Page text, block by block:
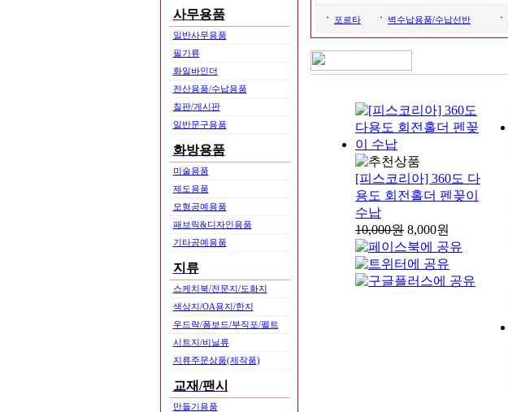
사무용품
일반사무용품
필기류
화일바인더
전산용품/수납용품
칠판/게시판
일반문구용품
화방용품
미술용품
제도용품
모형공예용품
패브릭&디자인용품
기타공예용품
지류
스케치북/전문지/도화지
색상지/OA용지/한지
우드락/폼보드/부직포/펠트
시트지/비닐류
지류주문상품(제작품)
교재/팬시
만들기용품
ㆍ 포르타 ㆍ 벽수납용품/수납선반 ㆍ
[피스코리아] 360도 다
용도 회전홀더 펜꽂이
수납
10,000원 8,000원